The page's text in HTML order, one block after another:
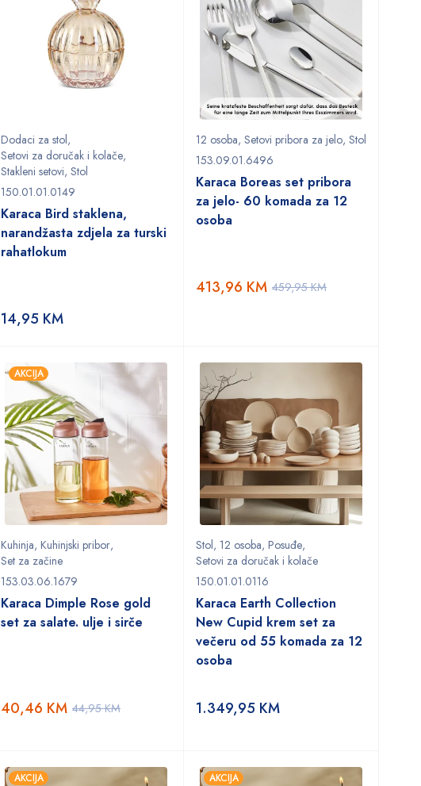
Dodaci za stol,
Setovi za doručak i kolače,
Stakleni setovi, Stol
150.01.01.0149
Karaca Bird staklena,
narandžasta zdjela za turski
rahatlokum
14,95 KM
12 osoba, Setovi pribora za jelo, Stol
153.09.01.6496
Karaca Boreas set pribora
za jelo- 60 komada za 12
osoba
459,95KM
413,96 KM
AKCIJA
Kuhinja, Kuhinjski pribor,
Set za začine
153.03.06.1679
Karaca Dimple Rose gold
set za salate. ulje i sirče
44,95KM
40,46 KM
Stol, 12 osoba, Posuđe,
Setovi za doručak i kolače
150.01.01.0116
Karaca Earth Collection
New Cupid krem set za
večeru od 55 komada za 12
osoba
1.349,95 KM
AKCIJA AKCIJA